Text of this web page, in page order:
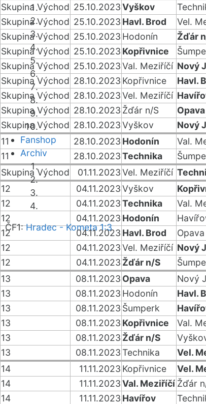
Fanshop
Archiv
ČF1:Hradec - Kometa 1:3
Skupina Východ 25.10.2023Vyškov
Skupina Východ 25.10.2023 Havl. Brod Vel.
Skupina Východ 25.10.2023 Hodonín Žďár
Skupina Východ 25.10.2023 Kopřivnice
Skupina Východ 25.10.2023Val. Meziříčí Nový
Skupina Východ 28.10.2023 Kopřivnice Havl.
Skupina Východ 28.10.2023Vel. Meziříčí
Skupina Východ 28.10.2023 Žďár n/S Opava
Skupina Východ 28.10.2023Vyškov Nový
11
28.10.2023 Hodonín Val.
11
28.10.2023Technika
Skupina Východ
01.11.2023Vel. Meziříčí
12
04.11.2023Vyškov
12
04.11.2023Technika Val.
12
04.11.2023 Hodonín
12
04.11.2023 Havl. Brod Opava
12
04.11.2023Vel. Meziříčí Nový
12
04.11.2023 Žďár n/S
13
08.11.2023 Opava Nový
13
08.11.2023 Hodonín Havl.
13
08.11.2023 Šumperk
13
08.11.2023 Kopřivnice Val.
13
08.11.2023 Žďár n/S
13
08.11.2023Technika Vel.
14
11.11.2023 Kopřivnice Vel.
14
11.11.2023Val. Meziříčí Žďár
14
11.11.2023 Havířov